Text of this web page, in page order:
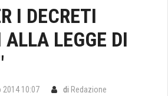
I DECRETI
LEGGE DI
2014 10:07 di Redazione